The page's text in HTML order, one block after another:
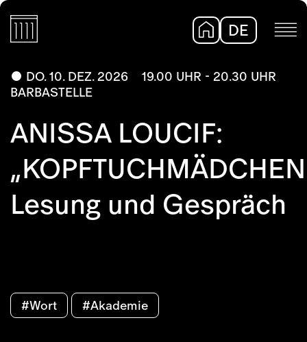
DE
DO. 10. DEZ. 2026
19.00 UHR - 20.30 UHR
BARBASTELLE
ANISSA LOUCIF:
Lesung und Gespräch
#Wort #Akademie